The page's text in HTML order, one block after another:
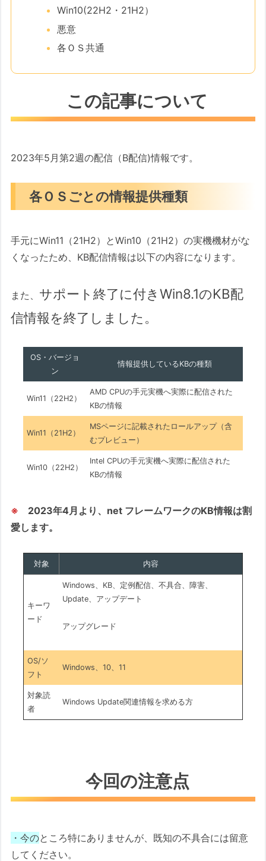
Win10(22H2・21H2）
悪意
各ＯＳ共通
この記事について
2023年5月第2週の配信（B配信)情報です。
各ＯＳごとの情報提供種類
手元にWin11（21H2）とWin10（21H2）の実機機材がな
くなったため、KB配信情報は以下の内容になります。
また、 サポート終了に付きWin8.1のKB配
信情報を終了しました。
OS・バージョ
ン
情報提供しているKBの種類
Win11（22H2）
AMD CPUの手元実機へ実際に配信された
KBの情報
Win11（21H2）
MSページに記載されたロールアップ（含
むプレビュー）
Win10（22H2）
Intel CPUの手元実機へ実際に配信された
KBの情報
※ 2023年4月より、net フレームワークのKB情報は割
愛します。
対象 内容
キーワ
ード
Windows、KB、定例配信、不具合、障害、
Update、アップデート
アップグレード
OS/ソ
フト
Windows、10、11
対象読
者
Windows Update関連情報を求める方
今回の注意点
・今のところ特にありませんが、既知の不具合には留意
してください。